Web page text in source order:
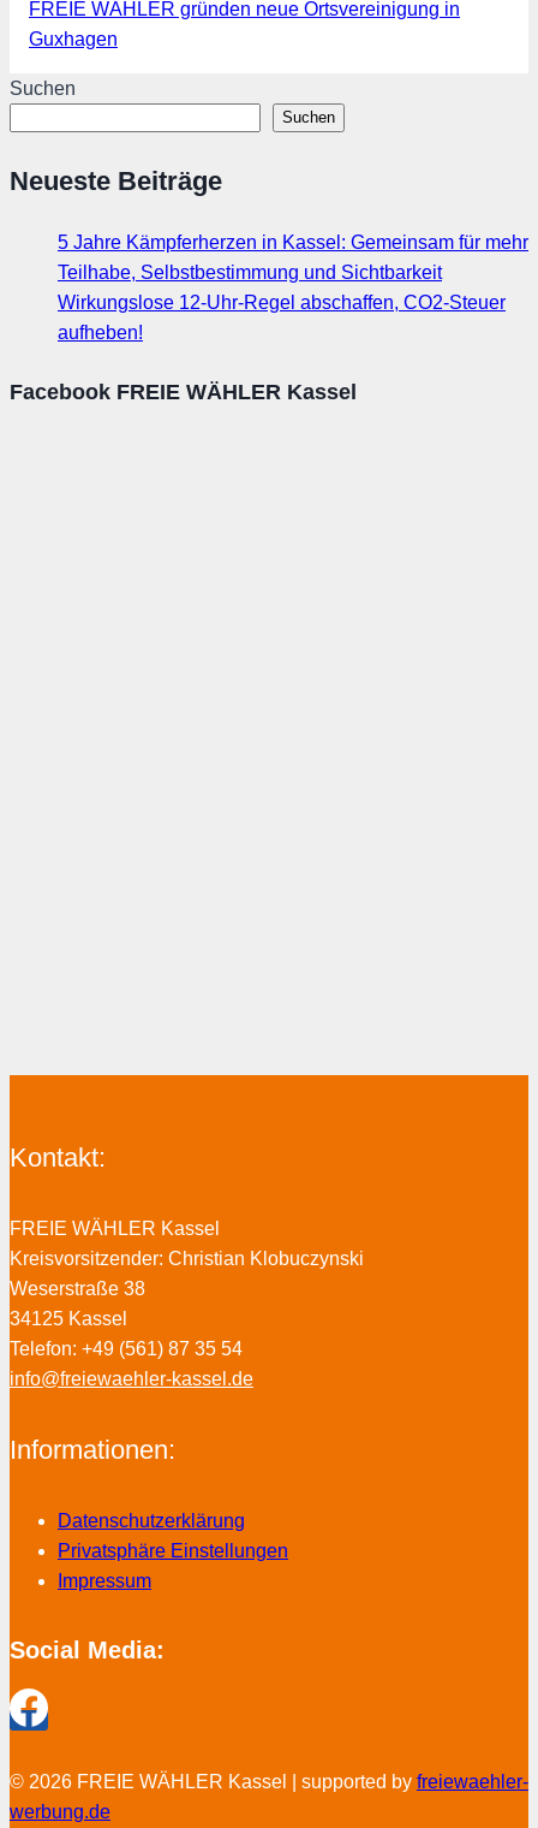
FREIE WÄHLER gründen neue Ortsvereinigung in
Guxhagen
Suchen
Suchen
Neueste Beiträge
5 Jahre Kämpferherzen in Kassel: Gemeinsam für mehr
Teilhabe, Selbstbestimmung und Sichtbarkeit
Wirkungslose 12-Uhr-Regel abschaffen, CO2-Steuer
aufheben!
Facebook FREIE WÄHLER Kassel
Kontakt:
FREIE WÄHLER Kassel
Kreisvorsitzender: Christian Klobuczynski
Weserstraße 38
34125 Kassel
Telefon: +49 (561) 87 35 54
info@freiewaehler-kassel.de
Informationen:
Datenschutzerklärung
Privatsphäre Einstellungen
Impressum
Social Media:
© 2026 FREIE WÄHLER Kassel | supported by freiewaehler-
werbung.de